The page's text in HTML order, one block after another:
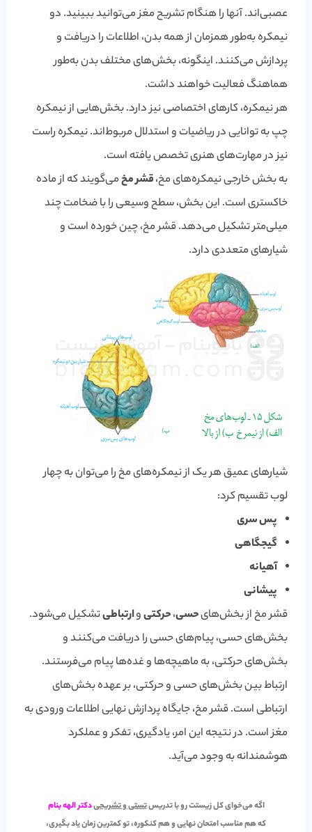
عصبی‌اند. آنها را هنگام تشریح مغز می‌توانید ببینید. دو
نیمکره به‌طور همزمان از همه بدن، اطلاعات را دریافت و
پردازش می‌کنند. اینگونه، بخش‌های مختلف بدن به‌طور
هماهنگ فعالیت خواهند داشت.
هر نیمکره، کارهای اختصاصی نیز دارد. بخش‌هایی از نیمکره
چپ به توانایی در ریاضیات و استدلال مربوط‌اند. نیمکره راست
نیز در مهارت‌های هنری تخصص یافته است.
به بخش خارجی نیمکره‌های مخ،قشر مخمی‌گویند که از ماده
خاکستری است. این بخش، سطح وسیعی را با ضخامت چند
میلی‌متر تشکیل می‌دهد. قشر مخ، چین خورده است و
شیارهای متعددی دارد.
شیارهای عمیق هر یک از نیمکره‌های مخ را می‌توان به چهار
لوب تقسیم کرد:
پس سری
گیجگاهی
آهیانه
پیشانی
قشر مخ از بخش‌هایحسی،حرکتیوارتباطیتشکیل می‌شود.
بخش‌های حسی، پیام‌های حسی را دریافت می‌کنند و
بخش‌های حرکتی، به ماهیچه‌ها و غده‌ها پیام می‌فرستند.
ارتباط بین بخش‌های حسی و حرکتی، بر عهده بخش‌های
ارتباطی است. قشر مخ، جایگاه پردازش نهایی اطلاعات ورودی به
مغز است. در نتیجه این امر، یادگیری،تفکر و عملکرد
هوشمندانهبه وجود می‌آید.
اگه می‌خوای کل زیستت رو با تدریستستی و تشریحیدکتر الهه بنام
که هم مناسبامتحان نهاییو همکنکوره، تو کمترین زمان یاد بگیری،